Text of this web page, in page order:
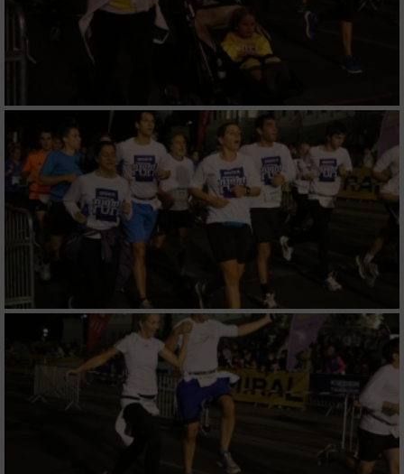
Verwendung von Profilen zur Auswahl
personalisierter Werbung
Erstellung von Profilen zur Personalisierung
Verwendung von Profilen zur Auswahl
personalisierter Inhalte
Messung der Werbeleistung
Messung der Performance von Inhalten
Analyse von Zielgruppen durch Statistiken
oder Kombinationen von Daten aus
verschiedenen Quellen
Entwicklung und Verbesserung der Angebote
Verwendung reduzierter Daten zur Auswahl